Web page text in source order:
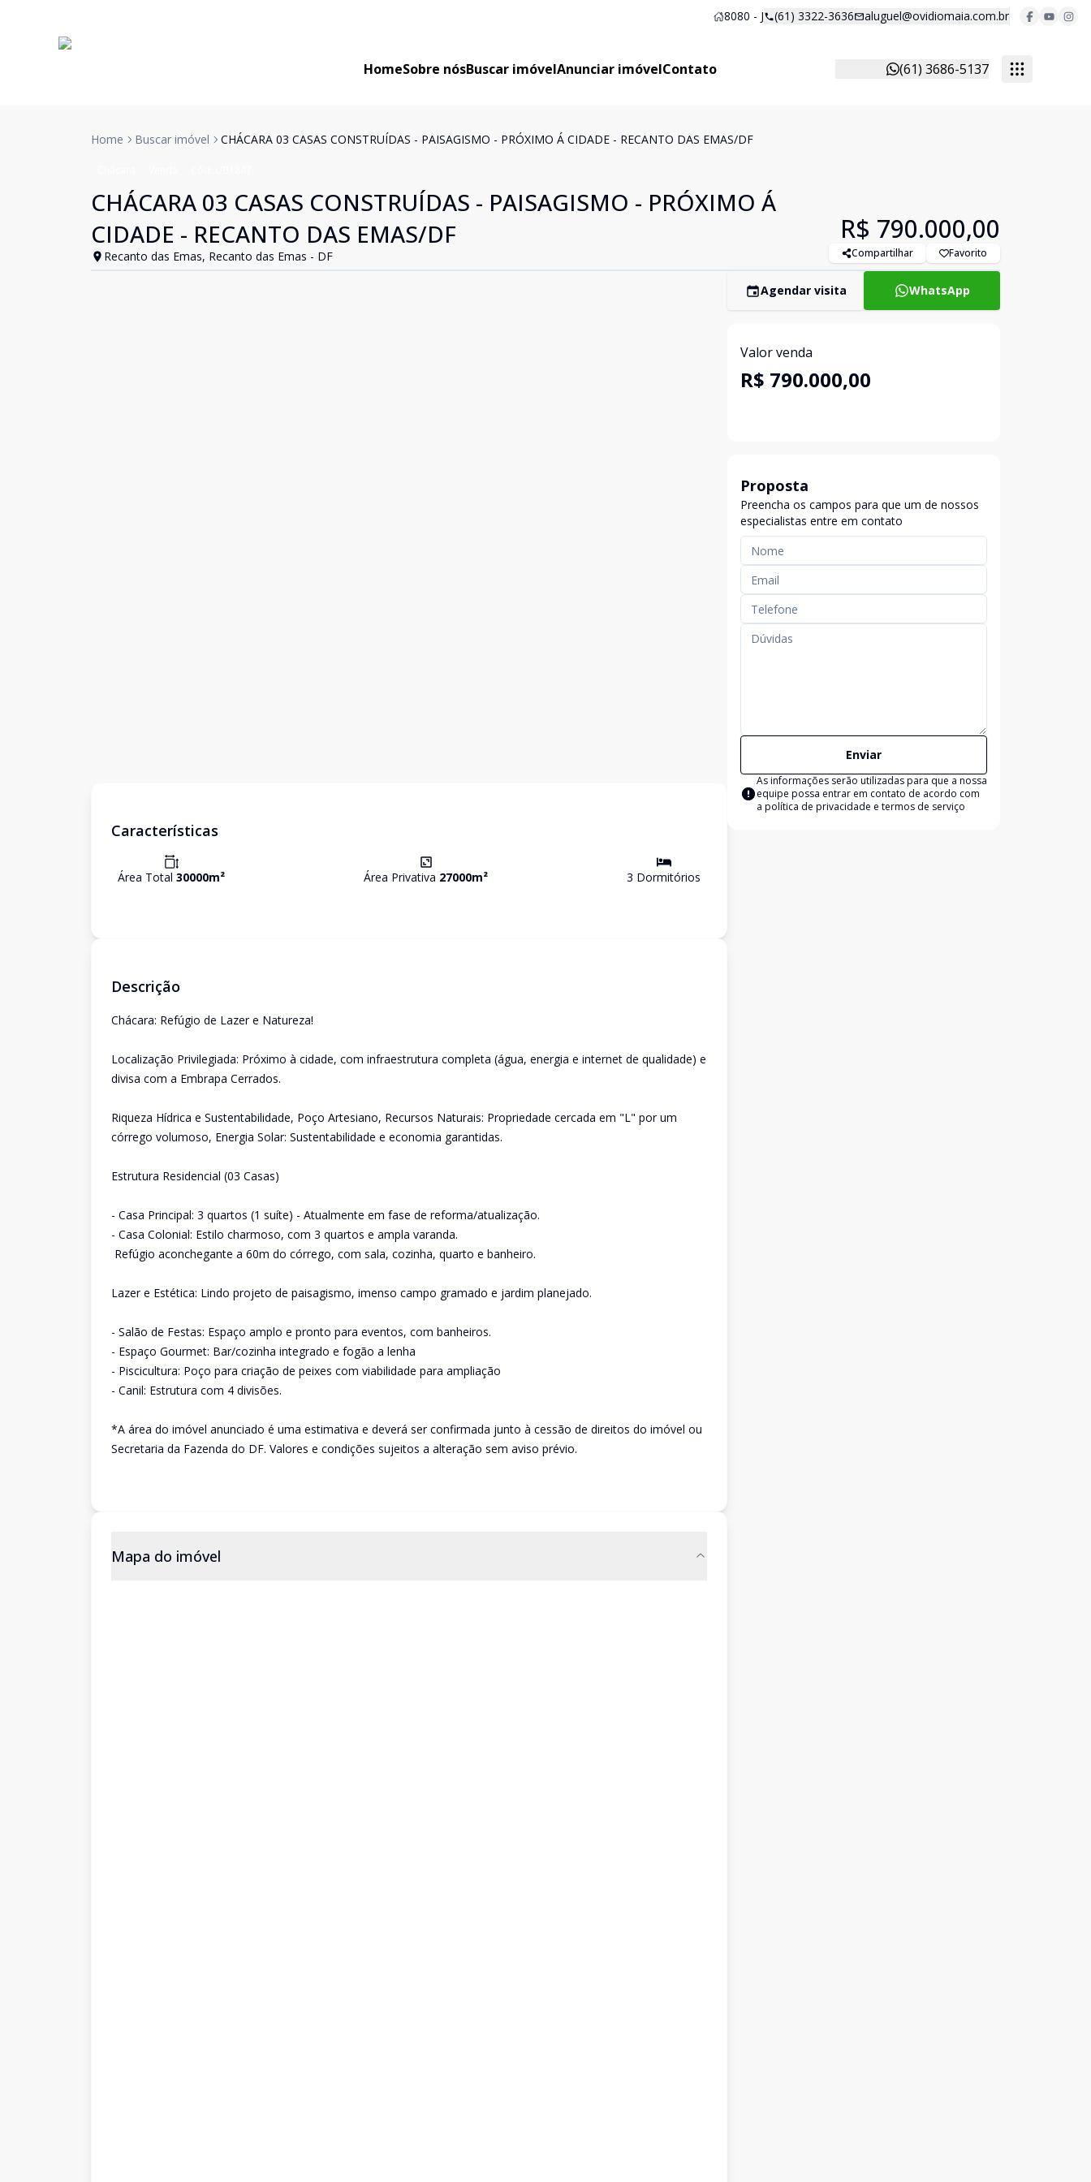
8080 - J (61) 3322-3636 aluguel@ovidiomaia.com.br
HomeSobre nósBuscar imóvelAnunciar imóvelContato (61) 3686-5137
Home Buscar imóvel CHÁCARA 03 CASAS CONSTRUÍDAS - PAISAGISMO - PRÓXIMO Á CIDADE - RECANTO DAS EMAS/DF
CHÁCARA 03 CASAS CONSTRUÍDAS - PAISAGISMO - PRÓXIMO Á
CIDADE - RECANTO DAS EMAS/DF
Recanto das Emas, Recanto das Emas - DF
R$ 790.000,00
Compartilhar Favorito
Características
Área Total 30000m² Área Privativa 27000m² 3 Dormitórios
Descrição
Chácara: Refúgio de Lazer e Natureza!
Localização Privilegiada: Próximo à cidade, com infraestrutura completa (água, energia e internet de qualidade) e
divisa com a Embrapa Cerrados.
Riqueza Hídrica e Sustentabilidade, Poço Artesiano, Recursos Naturais: Propriedade cercada em "L" por um
córrego volumoso, Energia Solar: Sustentabilidade e economia garantidas.
Estrutura Residencial (03 Casas)
- Casa Principal: 3 quartos (1 suíte) - Atualmente em fase de reforma/atualização.
- Casa Colonial: Estilo charmoso, com 3 quartos e ampla varanda.
Refúgio aconchegante a 60m do córrego, com sala, cozinha, quarto e banheiro.
Lazer e Estética: Lindo projeto de paisagismo, imenso campo gramado e jardim planejado.
- Salão de Festas: Espaço amplo e pronto para eventos, com banheiros.
- Espaço Gourmet: Bar/cozinha integrado e fogão a lenha
- Piscicultura: Poço para criação de peixes com viabilidade para ampliação
- Canil: Estrutura com 4 divisões.
*A área do imóvel anunciado é uma estimativa e deverá ser confirmada junto à cessão de direitos do imóvel ou
Secretaria da Fazenda do DF. Valores e condições sujeitos a alteração sem aviso prévio.
Mapa do imóvel
Agendar visita WhatsApp
Valor venda
R$ 790.000,00
Proposta
Preencha os campos para que um de nossos
especialistas entre em contato
Enviar
As informações serão utilizadas para que a nossa
equipe possa entrar em contato de acordo com
a política de privacidade e termos de serviço